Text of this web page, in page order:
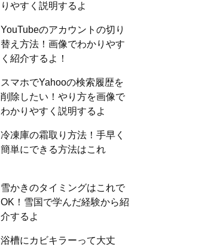
りやすく説明するよ
YouTubeのアカウントの切り
替え方法！画像でわかりやす
く紹介するよ！
スマホでYahooの検索履歴を
削除したい！やり方を画像で
わかりやすく説明するよ
冷凍庫の霜取り方法！手早く
簡単にできる方法はこれ
雪かきのタイミングはこれで
OK！雪国で学んだ経験から紹
介するよ
浴槽にカビキラーって大丈